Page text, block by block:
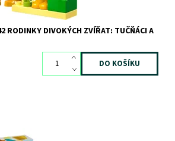
RODINKY DIVOKÝCH ZVÍŘAT: TUČŇÁCI A